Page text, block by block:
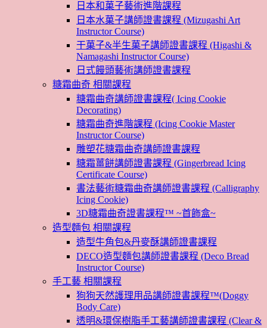
日本和菓子藝術進階課程
日本水菓子講師證書課程 (Mizugashi Art
Instructor Course)
干菓子&半生菓子講師證書課程 (Higashi &
Namagashi Instructor Course)
日式饅頭藝術講師證書課程
糖霜曲奇 相關課程
糖霜曲奇講師證書課程( Icing Cookie
Decorating)
糖霜曲奇進階課程 (Icing Cookie Master
Instructor Course)
雕塑花糖霜曲奇講師證書課程
糖霜薑餅講師證書課程 (Gingerbread Icing
Certificate Course)
書法藝術糖霜曲奇講師證書課程 (Calligraphy
Icing Cookie)
3D糖霜曲奇證書課程™ ~首飾盒~
造型麵包 相關課程
造型牛角包&丹麥酥講師證書課程
DECO造型麵包講師證書課程 (Deco Bread
Instructor Course)
手工藝 相關課程
狗狗天然護理用品講師證書課程™(Doggy
Body Care)
透明&環保樹脂手工藝講師證書課程 (Clear &